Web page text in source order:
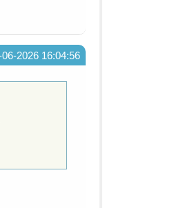
06-2026 16:04:56